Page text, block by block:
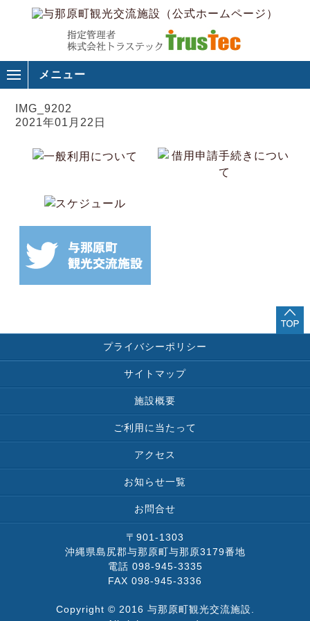
メニュー
IMG_9202
2021年01月22日
プライバシーポリシー
サイトマップ
施設概要
ご利用に当たって
アクセス
お知らせ一覧
お問合せ
〒901-1303
沖縄県島尻郡与那原町与那原3179番地
電話 098-945-3335
FAX 098-945-3336
Copyright © 2016 与那原町観光交流施設.